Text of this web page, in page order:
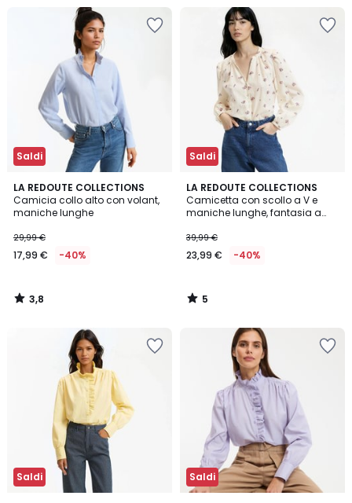
Saldi
LA REDOUTE COLLECTIONS
Camicia collo alto con volant,
maniche lunghe
29,99 €
17,99 € -40%
3,8
/ 5
3,8
/
Saldi
LA REDOUTE COLLECTIONS
Camicetta con scollo a V e
maniche lunghe, fantasia a
39,99 €
23,99 € -40%
5
/
5
5
/
Saldi Saldi